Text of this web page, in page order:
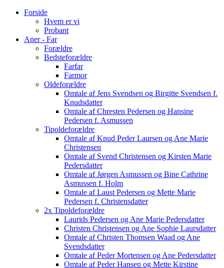
Forside
Hvem er vi
Probant
Aner - Far
Forældre
Bedsteforældre
Farfar
Farmor
Oldeforældre
Omtale af Jens Svendsen og Birgitte Svendsen f.
Knudsdatter
Omtale af Chresten Pedersen og Hansine
Pedersen f. Asmussen
Tipoldeforældre
Omtale af Knud Peder Laursen og Ane Marie
Christensen
Omtale af Svend Christensen og Kirsten Marie
Pedersdatter
Omtale af Jørgen Asmussen og Bine Cathrine
Asmussen f. Holm
Omtale af Laust Pedersen og Mette Marie
Pedersen f. Christensdatter
2x Tipoldeforældre
Laurids Pedersen og Ane Marie Pedersdatter
Christen Christensen og Ane Sophie Laursdatter
Omtale af Christen Thomsen Waad og Ane
Svendsdatter
Omtale af Peder Mortensen og Ane Pedersdatter
Omtale af Peder Hansen og Mette Kirstine